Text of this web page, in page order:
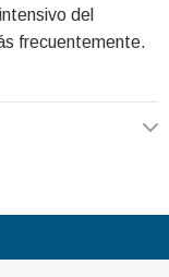
del
frecuentemente.